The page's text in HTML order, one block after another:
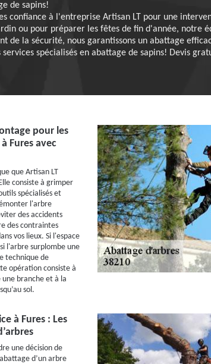
de sapins!
confiance à l'entreprise Artisan LT pour une
ou pour préparer les fêtes de fin d'année, notre
de la sécurité, nous garantissons un abattage
spécialisés en abattage de sapins! Devis
pour les
Fures avec
que Artisan LT
consiste à grimper
spécialisés et
l'arbre
des accidents
des contraintes
vos lieux. Si l'espace
l'arbre surplombe une
technique de
opération consiste à
branche et à la
sol.
à Fures : Les
une décision de
d’un arbre